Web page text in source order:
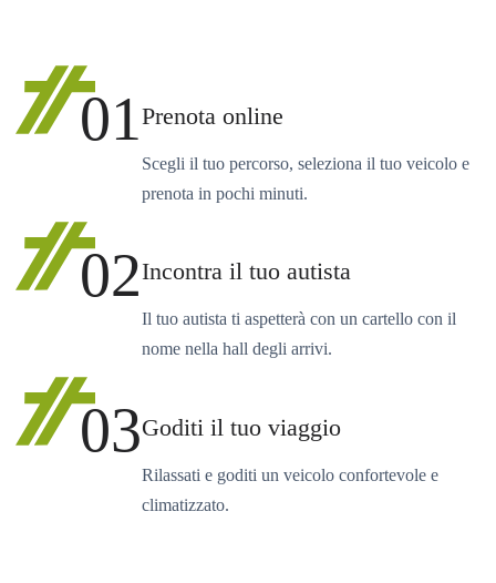
01Prenota online
Scegli il tuo percorso, seleziona il tuo veicolo e
prenota in pochi minuti.
02Incontra il tuo autista
Il tuo autista ti aspetterà con un cartello con il
nome nella hall degli arrivi.
03Goditi il tuo viaggio
Rilassati e goditi un veicolo confortevole e
climatizzato.